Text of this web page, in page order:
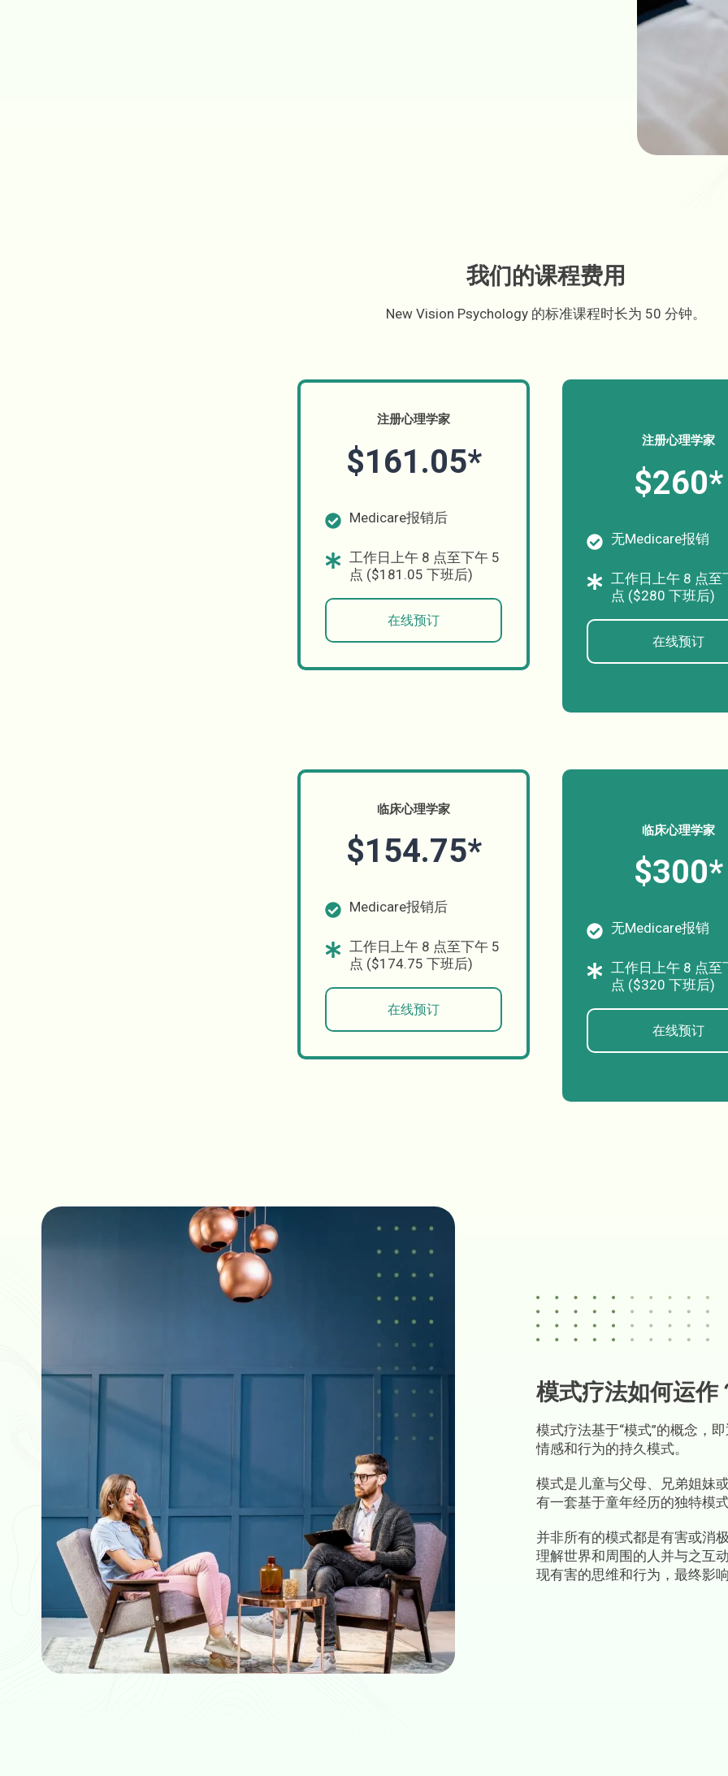
我们的课程费用
New Vision Psychology 的标准课程时长为 50 分钟。
注册心理学家
$161.05*
Medicare报销后
工作日上午 8 点至下午 5
点 ($181.05 下班后)
在线预订
注册心理学家
$260*
无Medicare报销
工作日上午 8 点至
点 ($280 下班后)
在线预订
临床心理学家
$154.75*
Medicare报销后
工作日上午 8 点至下午 5
点 ($174.75 下班后)
在线预订
临床心理学家
$300*
无Medicare报销
工作日上午 8 点至
点 ($320 下班后)
在线预订
模式疗法如何运作
模式疗法基于“模式”的概念，
情感和行为的持久模式。
模式是儿童与父母、兄弟姐妹
有一套基于童年经历的独特模
并非所有的模式都是有害或消
理解世界和周围的人并与之互
现有害的思维和行为，最终影